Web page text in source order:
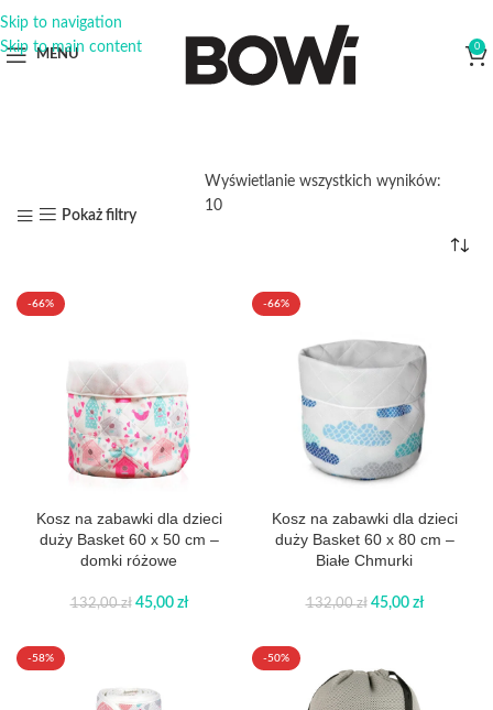
Skip to navigation
Skip to main content
MENU
0
Pokaż filtry
Wyświetlanie wszystkich wyników:
10
-66%
Kosz na zabawki dla dzieci
duży Basket 60 x 50 cm –
domki różowe
132,00zł 45,00 zł
-66%
Kosz na zabawki dla dzieci
duży Basket 60 x 80 cm –
Białe Chmurki
132,00zł 45,00 zł
-58% -50%